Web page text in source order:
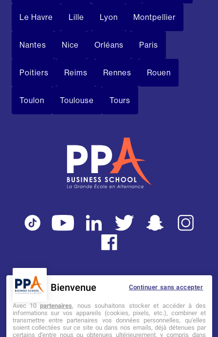
Le Havre Lille Lyon Montpellier
Nantes Nice Orléans Paris
Poitiers Reims Rennes Rouen
Toulon Toulouse Tours
Mentions légales Tarifs CGI
Établissement d’Enseignement
Supérieur Technique Privé
Continuer sans accepter
Bienvenue
Avec 10partenaires, nous souhaitons stocker et accéder à des
informations sur vos appareils (cookies, pixels, etc.), combiner et
transmettre entre partenaires vos données personnelles, qu'elles
soient collectées sur ce site ou dans nos emails, déjà détenues par
certains d'entre nous ou obtenues ultérieurement, y compris dans